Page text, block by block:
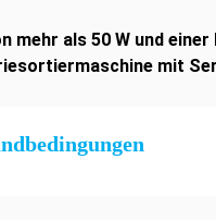
mehr als 50 W und
mit